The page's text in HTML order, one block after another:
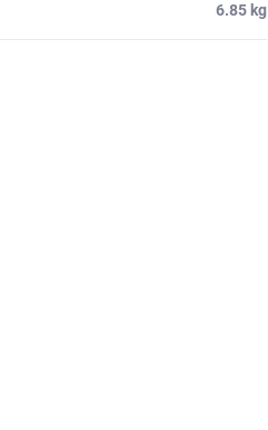
6.85 kg